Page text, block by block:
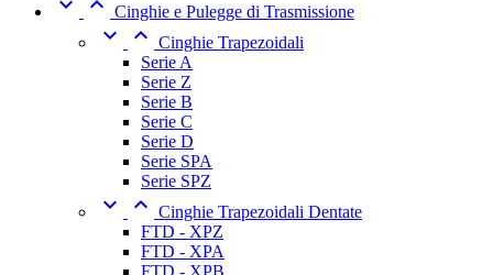
Cinghie e Pulegge di Trasmissione
  Cinghie Trapezoidali
Serie A
Serie Z
Serie B
Serie C
Serie D
Serie SPA
Serie SPZ
  Cinghie Trapezoidali Dentate
FTD - XPZ
FTD - XPA
FTD - XPB